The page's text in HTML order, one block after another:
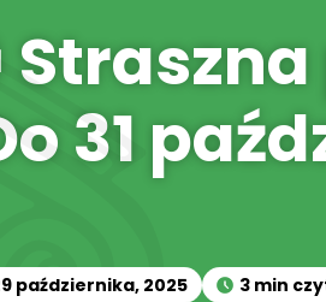
31
października, 2025 3 min